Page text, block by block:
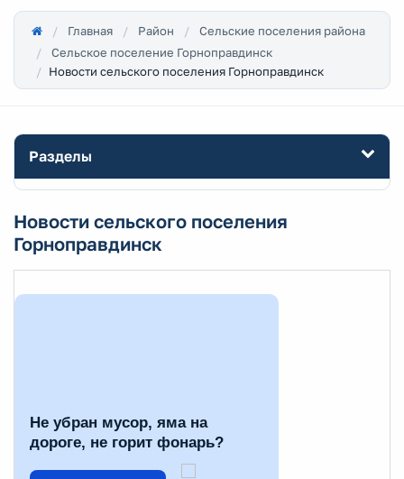
Главная Район
Сельские поселения района
Сельское поселение Горноправдинск
Новости сельского поселения Горноправдинск
Разделы
Новости сельского поселения
Горноправдинск
Не убран мусор, яма на
дороге, не горит фонарь?